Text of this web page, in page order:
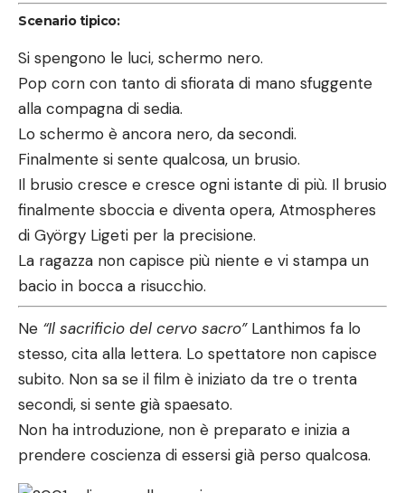
Scenario tipico:
Si spengono le luci, schermo nero.
Pop corn con tanto di sfiorata di mano sfuggente
alla compagna di sedia.
Lo schermo è ancora nero, da secondi.
Finalmente si sente qualcosa, un brusio.
Il brusio cresce e cresce ogni istante di più. Il brusio
finalmente sboccia e diventa opera, Atmospheres
di György Ligeti per la precisione.
La ragazza non capisce più niente e vi stampa un
bacio in bocca a risucchio.
Ne “Il sacrificio del cervo sacro”Lanthimos fa lo
stesso, cita alla lettera. Lo spettatore non capisce
subito. Non sa se il film è iniziato da tre o trenta
secondi, si sente già spaesato.
Non ha introduzione, non è preparato e inizia a
prendere coscienza di essersi già perso qualcosa.